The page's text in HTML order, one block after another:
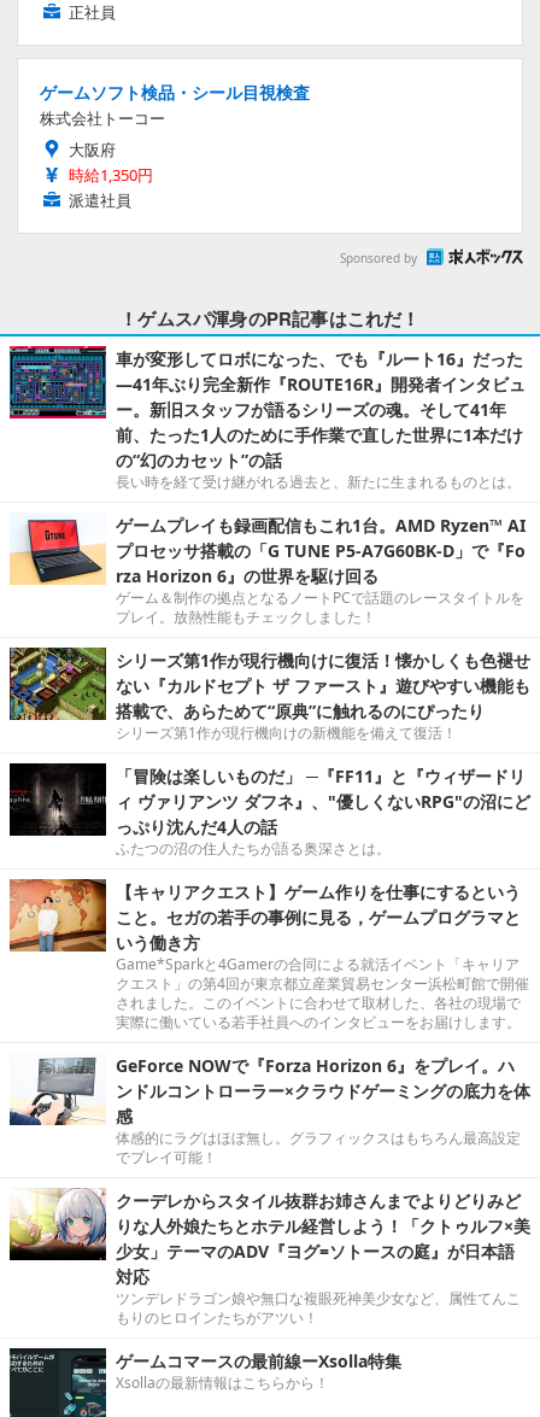
正社員
ゲームソフト検品・シール目視検査
株式会社トーコー
大阪府
時給1,350円
派遣社員
Sponsored by
！ゲムスパ渾身のPR記事はこれだ！
車が変形してロボになった、でも『ルート16』だった
―41年ぶり完全新作『ROUTE16R』開発者インタビュ
ー。新旧スタッフが語るシリーズの魂。そして41年
前、たった1人のために手作業で直した世界に1本だけ
の“幻のカセット”の話
長い時を経て受け継がれる過去と、新たに生まれるものとは。
ゲームプレイも録画配信もこれ1台。AMD Ryzen™ AI
プロセッサ搭載の「G TUNE P5-A7G60BK-D」で『Fo
rza Horizon 6』の世界を駆け回る
ゲーム＆制作の拠点となるノートPCで話題のレースタイトルを
プレイ。放熱性能もチェックしました！
シリーズ第1作が現行機向けに復活！懐かしくも色褪せ
ない『カルドセプト ザ ファースト』遊びやすい機能も
搭載で、あらためて“原典”に触れるのにぴったり
シリーズ第1作が現行機向けの新機能を備えて復活！
「冒険は楽しいものだ」 ─『FF11』と『ウィザードリ
ィ ヴァリアンツ ダフネ』、"優しくないRPG"の沼にど
っぷり沈んだ4人の話
ふたつの沼の住人たちが語る奥深さとは。
【キャリアクエスト】ゲーム作りを仕事にするという
こと。セガの若手の事例に見る，ゲームプログラマと
いう働き方
Game*Sparkと4Gamerの合同による就活イベント「キャリア
クエスト」の第4回が東京都立産業貿易センター浜松町館で開催
されました。このイベントに合わせて取材した、各社の現場で
実際に働いている若手社員へのインタビューをお届けします。
GeForce NOWで『Forza Horizon 6』をプレイ。ハ
ンドルコントローラー×クラウドゲーミングの底力を体
感
体感的にラグはほぼ無し。グラフィックスはもちろん最高設定
でプレイ可能！
クーデレからスタイル抜群お姉さんまでよりどりみど
りな人外娘たちとホテル経営しよう！「クトゥルフ×美
少女」テーマのADV『ヨグ=ソトースの庭』が日本語
対応
ツンデレドラゴン娘や無口な複眼死神美少女など、属性てんこ
もりのヒロインたちがアツい！
ゲームコマースの最前線ーXsolla特集
Xsollaの最新情報はこちらから！